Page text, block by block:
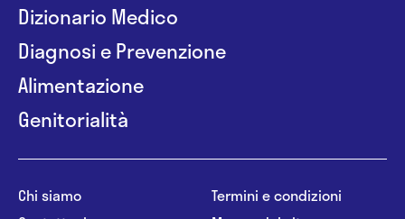
Dizionario Medico
Diagnosi e Prevenzione
Alimentazione
Genitorialità
Chi siamo
Termini e condizioni